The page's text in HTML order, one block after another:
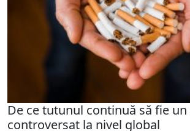
De ce tutunul continuă să fie
controversat la nivel global